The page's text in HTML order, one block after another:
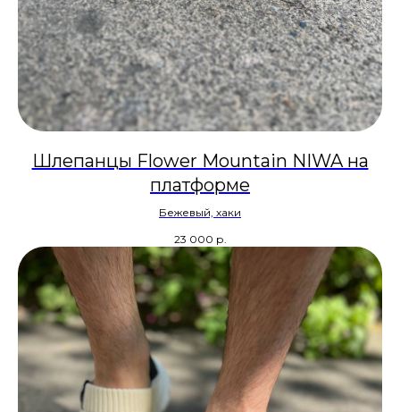
Шлепанцы Flower Mountain NIWA на
платформе
Бежевый, хаки
23 000 р.